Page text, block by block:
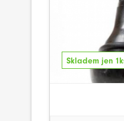
Skladem jen